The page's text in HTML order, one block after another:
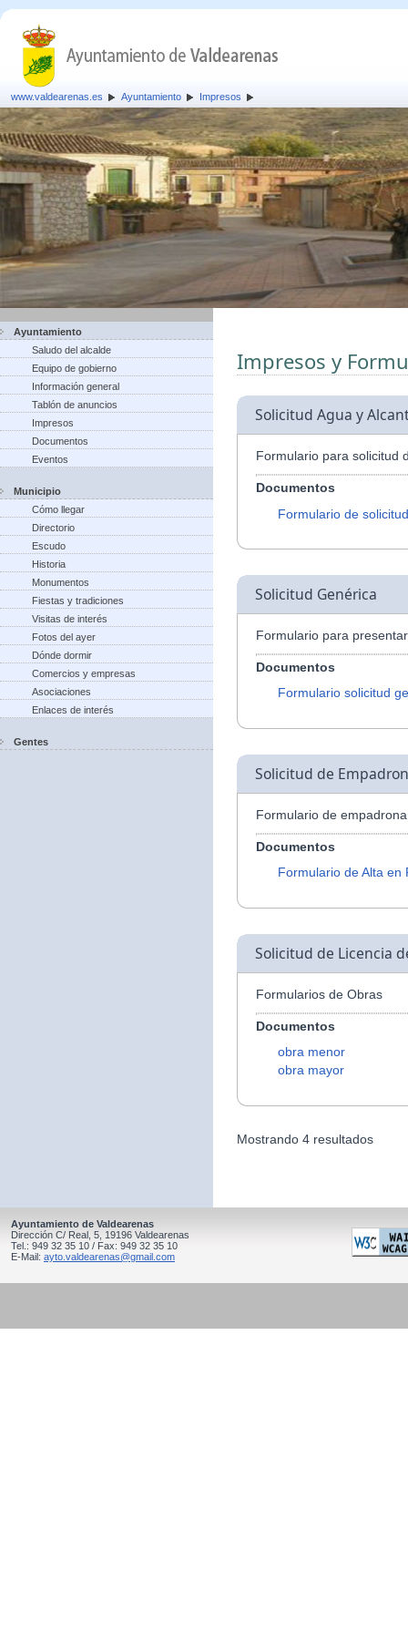
www.valdearenas.es Ayuntamiento Impresos
Ayuntamiento
Saludo del alcalde
Equipo de gobierno
Información general
Tablón de anuncios
Impresos
Documentos
Eventos
Municipio
Cómo llegar
Directorio
Escudo
Historia
Monumentos
Fiestas y tradiciones
Visitas de interés
Fotos del ayer
Dónde dormir
Comercios y empresas
Asociaciones
Enlaces de interés
Gentes
Impresos y
Solicitud Agua y
Formulario para solicitud
Documentos
Formulario de
Solicitud Genérica
Formulario para
Documentos
Formulario solicitud
Solicitud de
Formulario de
Documentos
Formulario de Alta en
Solicitud de Licencia
Formularios de Obras
Documentos
obra menor
obra mayor
Mostrando 4 resultados
Ayuntamiento de Valdearenas
Dirección C/ Real, 5, 19196 Valdearenas
Tel.: 949 32 35 10 / Fax: 949 32 35 10
E-Mail: ayto.valdearenas@gmail.com